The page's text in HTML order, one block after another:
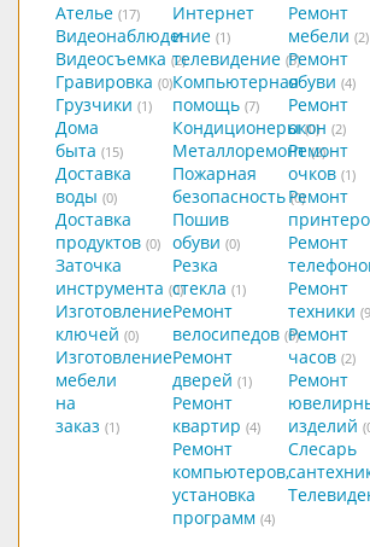
Ателье (17)
Видеонаблюдение (1)
Видеосъемка (2)
Гравировка (0)
Грузчики (1)
Дома
быта (15)
Доставка
воды (0)
Доставка
продуктов (0)
Заточка
инструмента (0)
Изготовление
ключей (0)
Изготовление
мебели
на
заказ (1)
Интернет
и
телевидение (5)
Компьютерная
помощь (7)
Кондиционеры (0)
Металлоремонт (2)
Пожарная
безопасность (0)
Пошив
обуви (0)
Резка
стекла (1)
Ремонт
велосипедов (0)
Ремонт
дверей (1)
Ремонт
квартир (4)
Ремонт
компьютеров,
установка
программ (4)
Ремонт
мебели (2)
Ремонт
обуви (4)
Ремонт
окон (2)
Ремонт
очков (1)
Ремонт
Ремонт
Ремонт
техники
Ремонт
часов (2)
Ремонт
изделий
Слесарь